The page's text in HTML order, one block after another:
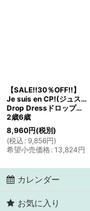
【SALE!!30％OFF!!】
Je suis en CP!(ジュスィザンセーペー)
Drop Dressドロップドレス(ブラウン×リバティプリント)
2歳6歳
8,960円(税別)
(税込 : 9,856円)
希望小売価格: 13,824円
カレンダー
お気に入り